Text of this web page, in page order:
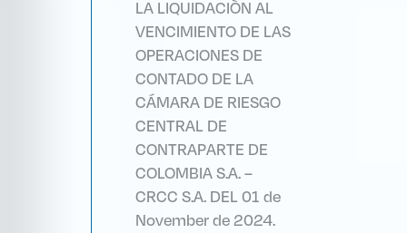
LA LIQUIDACIÒN AL
VENCIMIENTO DE LAS
OPERACIONES DE
CONTADO DE LA
CÁMARA DE RIESGO
CENTRAL DE
CONTRAPARTE DE
COLOMBIA S.A. –
CRCC S.A. DEL 01 de
November de 2024.